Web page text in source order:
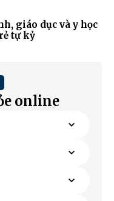
giáo dục và y học
tự kỷ
online